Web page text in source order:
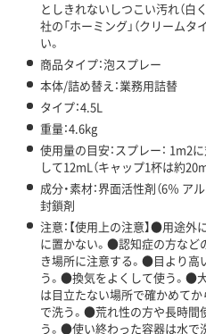
としきれないしつこい汚れ（白
社の「ホーミング」（クリーム
い。
商品タイプ：泡スプレー
本体/詰め替え：業務用詰替
タイプ：4.5L
重量：4.6kg
使用量の目安：スプレー： 1m2
して12mL（キャップ1杯は約
成分・素材：界面活性剤（6％ ア
封鎖剤
注意：【使用上の注意】●用途
に置かない。●認知症の方など
き場所に注意する。●目より高
う。●換気をよくして使う。●
は目立たない場所で確かめて
で洗う。●荒れ性の方や長時間
う。●使い終わった容器は水で